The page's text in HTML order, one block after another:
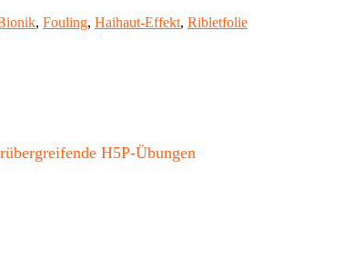
, Fouling, Haihaut-Effekt, Ribletfolie
H5P-Übungen